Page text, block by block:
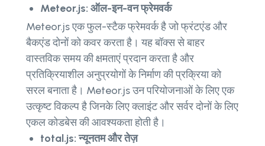
Meteor.js: ऑल-इन-वन फ्रेमवर्क
Meteor.js एक फुल-स्टैक फ्रेमवर्क है जो फ्रंटएंड और
बैकएंड दोनों को कवर करता है। यह बॉक्स से बाहर
वास्तविक समय की क्षमताएं प्रदान करता है और
प्रतिक्रियाशील अनुप्रयोगों के निर्माण की प्रक्रिया को
सरल बनाता है। Meteor.js उन परियोजनाओं के लिए एक
उत्कृष्ट विकल्प है जिनके लिए क्लाइंट और सर्वर दोनों के लिए
एकल कोडबेस की आवश्यकता होती है।
total.js: न्यूनतम और तेज़